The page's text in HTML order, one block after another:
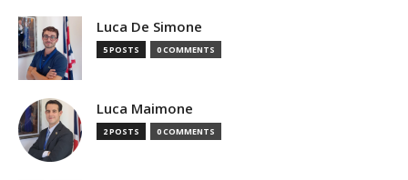
Luca De Simone
5 POSTS 0 COMMENTS
Luca Maimone
2 POSTS 0 COMMENTS